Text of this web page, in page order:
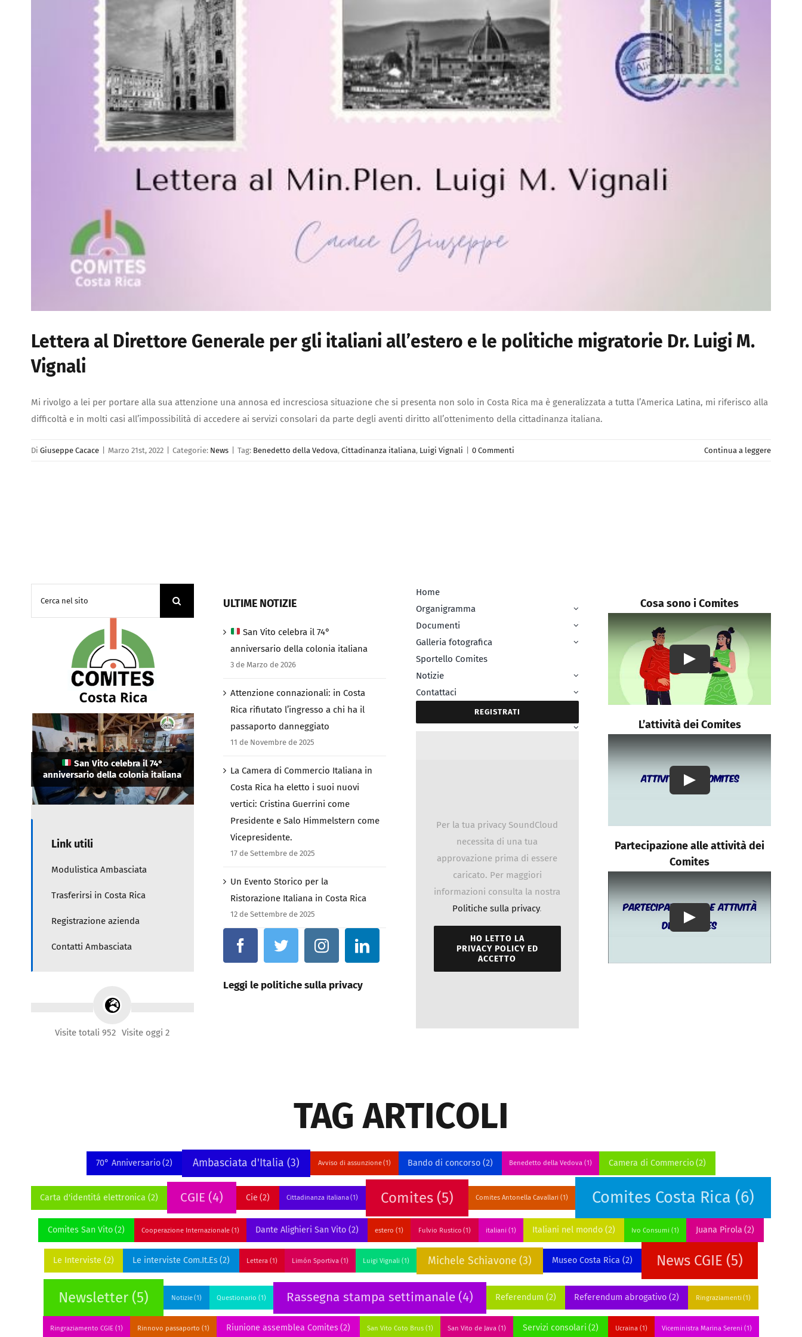
Lettera al Direttore Generale per gli italiani all’estero e le politiche migratorie Dr. Luigi M.
Vignali
Mi rivolgo a lei per portare alla sua attenzione una annosa ed incresciosa situazione che si presenta non solo in Costa Rica ma è generalizzata a tutta l’America Latina, mi riferisco alla
difficoltà e in molti casi all’impossibilità di accedere ai servizi consolari da parte degli aventi diritto all’ottenimento della cittadinanza italiana.
Di Giuseppe Cacace Marzo 21st, 2022 Categorie: News Tag: Benedetto della Vedova, Cittadinanza italiana, Luigi Vignali 0 Commenti Continua a leggere
San Vito celebra il 74°
anniversario della colonia italiana
Attenzione connazionali: in Costa
Rica rifiutato l’ingresso a chi ha il
passaporto danneggiato
La Camera di Commercio Italiana in
Costa Rica ha eletto i suoi nuovi
vertici: Cristina Guerrini come
Presidente e Salo Himmelstern
come Vicepresidente.
Link utili
Modulistica Ambasciata
Trasferirsi in Costa Rica
Registrazione azienda
Contatti Ambasciata
Visite totali 952 Visite oggi 2
ULTIME NOTIZIE
San Vito celebra il 74°
anniversario della colonia italiana
3 de Marzo de 2026
Attenzione connazionali: in Costa
Rica rifiutato l’ingresso a chi ha il
passaporto danneggiato
11 de Novembre de 2025
La Camera di Commercio Italiana in
Costa Rica ha eletto i suoi nuovi
vertici: Cristina Guerrini come
Presidente e Salo Himmelstern come
Vicepresidente.
17 de Settembre de 2025
Un Evento Storico per la
Ristorazione Italiana in Costa Rica
12 de Settembre de 2025
Leggi le politiche sulla privacy
Home
Organigramma
Documenti
Galleria fotografica
Sportello Comites
Notizie
Contattaci
REGISTRATI
Per la tua privacy SoundCloud
necessita di una tua
approvazione prima di essere
caricato. Per maggiori
informazioni consulta la nostra
Politiche sulla privacy.
HO LETTO LA
PRIVACY POLICY ED
ACCETTO
Cosa sono i Comites
Play
L’attività dei Comites
Play
Partecipazione alle attività dei
Comites
Play
TAG ARTICOLI
70° Anniversario (2) Ambasciata d'Italia (3) Avviso di assunzione (1) Bando di concorso (2) Benedetto della Vedova (1) Camera di Commercio (2)
Carta d'identitá elettronica (2) CGIE (4) Cie (2) Cittadinanza italiana (1) Comites (5) Comites Antonella Cavallari (1) Comites Costa Rica (6)
Comites San Vito (2) Cooperazione Internazionale (1) Dante Alighieri San Vito (2) estero (1) Fulvio Rustico (1) italiani (1) Italiani nel mondo (2) Ivo Consumi (1) Juana Pirola (2)
Le Interviste (2) Le interviste Com.It.Es (2) Lettera (1) Limón Sportiva (1) Luigi Vignali (1) Michele Schiavone (3) Museo Costa Rica (2) News CGIE (5)
Newsletter (5) Notizie (1) Questionario (1) Rassegna stampa settimanale (4) Referendum (2) Referendum abrogativo (2) Ringraziamenti (1)
Ringraziamento CGIE (1) Rinnovo passaporto (1) Riunione assemblea Comites (2) San Vito Coto Brus (1) San Vito de Java (1) Servizi consolari (2) Ucraina (1) Viceministra Marina Sereni (1)